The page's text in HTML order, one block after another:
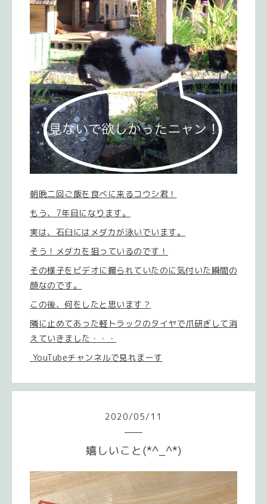
朝晩二回ご飯を食べに来るコウシ君！
もう、7年目になります。
実は、石臼にはメダカが泳いでいます。
そう！メダカを狙っているのです！
その様子をビデオに撮られていたのに気付いた瞬間の
顔なのです。
この後、何をしたと思います？
隣に止めてあった軽トラックのタイヤで爪研ぎして消
えていきました・・・
YouTubeチャンネルで見れまーす
2020/05/ 11
嬉しいこと(*^_^*)